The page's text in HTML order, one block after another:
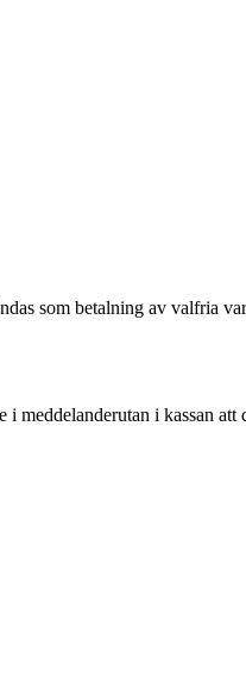
som betalning av valfria
meddelanderutan i kassan